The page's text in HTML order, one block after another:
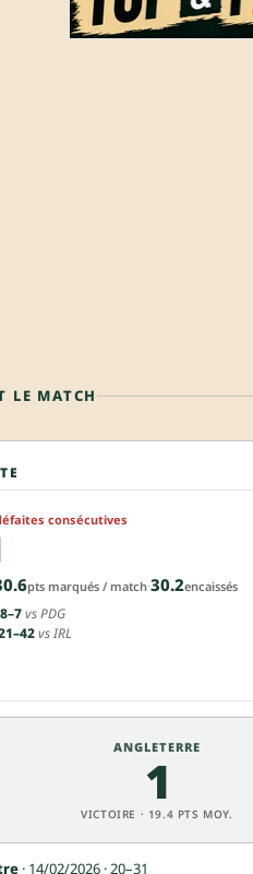
LE MATCH
consécutives
pts marqués / match·30.2encaissés
vs PDG
vs IRL
ANGLETERRE
1
VICTOIRE · 19.4 PTS MOY.
· 14/02/2026 · 20–31